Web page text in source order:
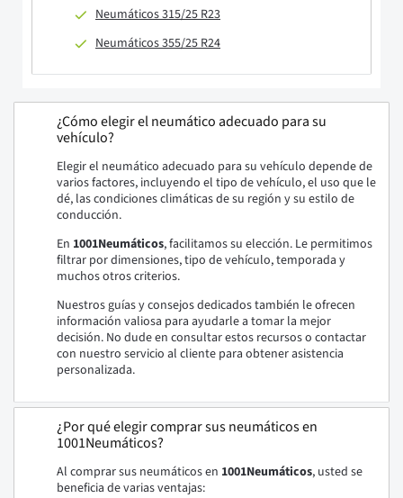
Neumáticos 315/25 R23
Neumáticos 355/25 R24
¿Cómo elegir el neumático adecuado para su
vehículo?
Elegir el neumático adecuado para su vehículo depende de
varios factores, incluyendo el tipo de vehículo, el uso que le
dé, las condiciones climáticas de su región y su estilo de
conducción.
En 1001Neumáticos, facilitamos su elección. Le permitimos
filtrar por dimensiones, tipo de vehículo, temporada y
muchos otros criterios.
Nuestros guías y consejos dedicados también le ofrecen
información valiosa para ayudarle a tomar la mejor
decisión. No dude en consultar estos recursos o contactar
con nuestro servicio al cliente para obtener asistencia
personalizada.
¿Por qué elegir comprar sus neumáticos en
1001Neumáticos?
Al comprar sus neumáticos en 1001Neumáticos, usted se
beneficia de varias ventajas: